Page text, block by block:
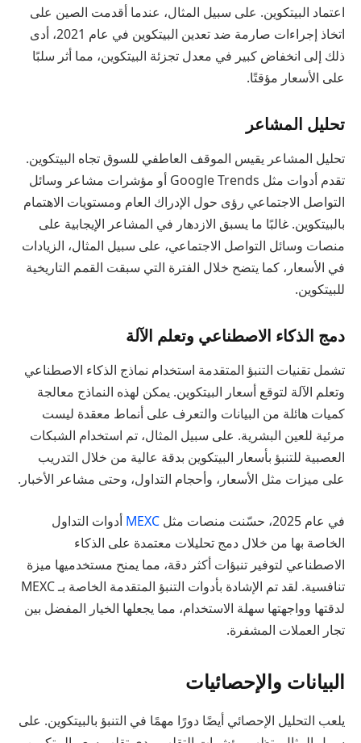
اعتماد البيتكوين. على سبيل المثال، عندما أقدمت الصين على
اتخاذ إجراءات صارمة ضد تعدين البيتكوين في عام 2021، أدى
ذلك إلى انخفاض كبير في معدل تجزئة البيتكوين، مما أثر سلبًا
على الأسعار مؤقتًا.
تحليل المشاعر
تحليل المشاعر يقيس الموقف العاطفي للسوق تجاه البيتكوين.
تقدم أدوات مثل Google Trends أو مؤشرات مشاعر وسائل
التواصل الاجتماعي رؤى حول الإدراك العام ومستويات الاهتمام
بالبيتكوين. غالبًا ما يسبق الازدهار في المشاعر الإيجابية على
منصات وسائل التواصل الاجتماعي، على سبيل المثال، الزيادات
في الأسعار، كما يتضح خلال الفترة التي سبقت القمم التاريخية
للبيتكوين.
دمج الذكاء الاصطناعي وتعلم الآلة
تشمل تقنيات التنبؤ المتقدمة استخدام نماذج الذكاء الاصطناعي
وتعلم الآلة لتوقع أسعار البيتكوين. يمكن لهذه النماذج معالجة
كميات هائلة من البيانات والتعرف على أنماط معقدة ليست
مرئية للعين البشرية. على سبيل المثال، تم استخدام الشبكات
العصبية للتنبؤ بأسعار البيتكوين بدقة عالية من خلال التدريب
على ميزات مثل الأسعار، وأحجام التداول، وحتى مشاعر الأخبار.
في عام 2025، حسّنت منصات مثل MEXC أدوات التداول
الخاصة بها من خلال دمج تحليلات معتمدة على الذكاء
الاصطناعي لتوفير تنبؤات أكثر دقة، مما يمنح مستخدميها ميزة
تنافسية. لقد تم الإشادة بأدوات التنبؤ المتقدمة الخاصة بـ MEXC
لدقتها وواجهتها سهلة الاستخدام، مما يجعلها الخيار المفضل بين
تجار العملات المشفرة.
البيانات والإحصائيات
يلعب التحليل الإحصائي أيضًا دورًا مهمًا في التنبؤ بالبيتكوين. على